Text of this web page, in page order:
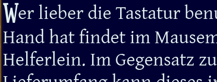
Wer lieber die Tastatur
Hand hat findet im
Helferlein. Im Gegensatz